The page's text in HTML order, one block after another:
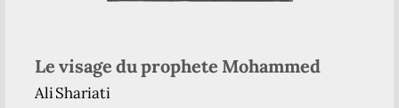
Le visage du prophete Mohammed
Ali Shariati